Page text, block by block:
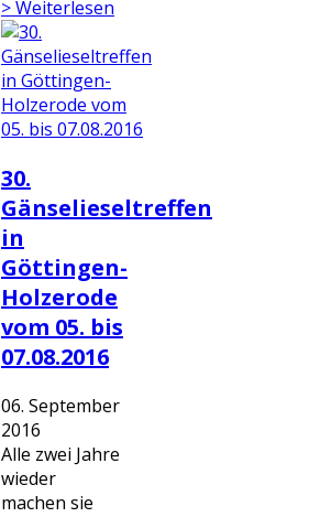
> Weiterlesen
30.
Gänselieseltreffen
in
Göttingen-
Holzerode
vom 05. bis
07.08.2016
06. September
2016
Alle zwei Jahre
wieder
machen sie